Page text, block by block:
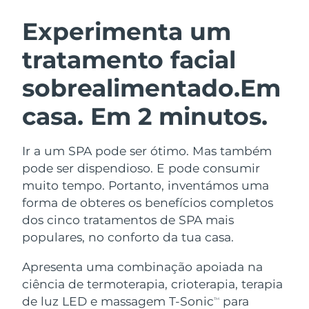
Experimenta um
tratamento facial
sobrealimentado.Em
casa. Em 2 minutos.
Ir a um SPA pode ser ótimo. Mas também
pode ser dispendioso. E pode consumir
muito tempo. Portanto, inventámos uma
forma de obteres os benefícios completos
dos cinco tratamentos de SPA mais
populares, no conforto da tua casa.
Apresenta uma combinação apoiada na
ciência de termoterapia, crioterapia, terapia
de luz LED e massagem T-SonicTM
para
Limpeza facial
LUNA™ 4 kit
Anti-aging massage
LUNA™ 4 Plus
Massage, LED heating
LUNA™ 4 Men
For men, anti-aging massage
Lifting facial
BEAR™ 2 kit
Microcurrent toning
BEAR™ 2 go
Microcurrent toning on-the-go
BEAR™ 2 eyes & lips
Microcurrent line smoothing device
Hidratação
UFO™ 3 kit
Deep facial hydration
Near-infrared and red light therapy
device
Cuidado oral
issa™ 4
Hybrid silicone sonic toothbrush
issa™ 4 plus
Smart hybrid silicone sonic toothbrush
TRATAMENTO ANTIENVELHECIMENTO
FAQ™
Antienvelhecimento Tratamentos LED
Áustria
Barein Entrega prevista
Bélgica Entrega prevista8/9/26
Bermudas Entrega prevista8/15/26
Bósnia e
Herzegovina
Entrega prevista 8/12/26
Brunei Entrega prevista8/14/26
Bulgária
Canadá Entrega prevista8/13/26
Chile Entrega prevista